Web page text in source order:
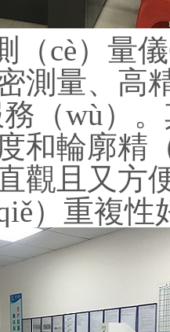
cè）量儀
測量、高
務（wù）
和輪廓精
觀且又方
）重複性